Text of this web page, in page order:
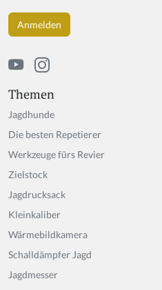
Themen
Jagdhunde
Die besten Repetierer
Werkzeuge fürs Revier
Zielstock
Jagdrucksack
Kleinkaliber
Wärmebildkamera
Schalldämpfer Jagd
Jagdmesser